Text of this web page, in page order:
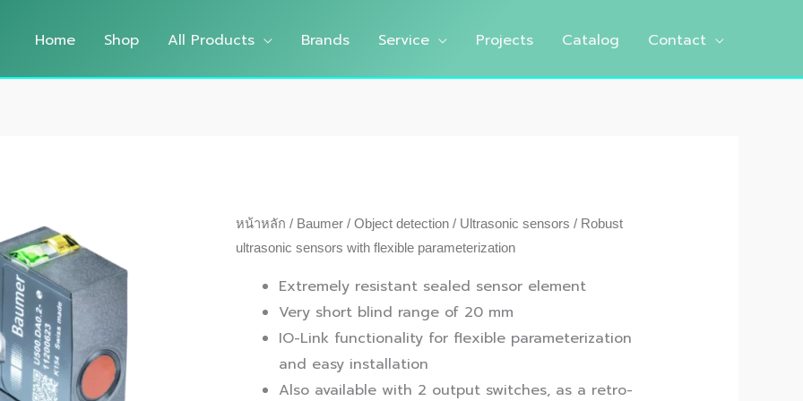
Home Shop All Products Brands Service Projects Catalog Contact
หน้าหลัก / Baumer /Object detection / Ultrasonic sensors / Robust
ultrasonic sensors with flexible parameterization
Extremely resistant sealed sensor element
Very short blind range of 20 mm
IO-Link functionality for flexible parameterization
and easy installation
Also available with 2 output switches, as a retro-